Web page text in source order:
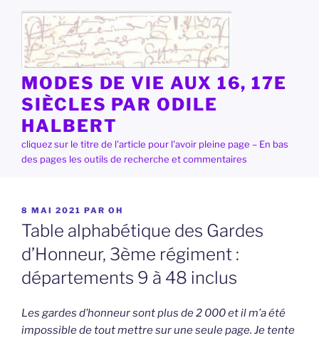
contenu
principal
MODES DE VIE AUX 16, 17E
SIÈCLES PAR ODILE
HALBERT
cliquez sur le titre de l'article pour l'avoir pleine page – En bas
des pages les outils de recherche et commentaires
PUBLIÉ
LE
8 MAI 2021 PAR OH
Table alphabétique des Gardes
d’Honneur, 3ème régiment :
départements 9 à 48 inclus
Les gardes d’honneur sont plus de 2 000 et il m’a été
impossible de tout mettre sur une seule page. Je tente